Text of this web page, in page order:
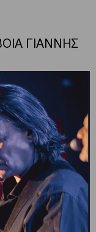
ΓΙΑΝΝΗΣ